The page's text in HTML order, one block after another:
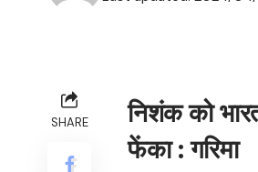
SHARE
निशंक को
फेंका : गरिमा